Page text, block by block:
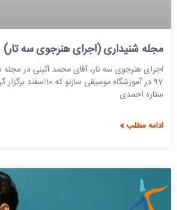
مجله شنیداری (اجرای هنرجوی سه تار)
اجرای هنرجوی سه تار، آقای محمد آئینی در
97 در آموزشگاه موسیقی
ستاره احمدی
ادامه مطلب »